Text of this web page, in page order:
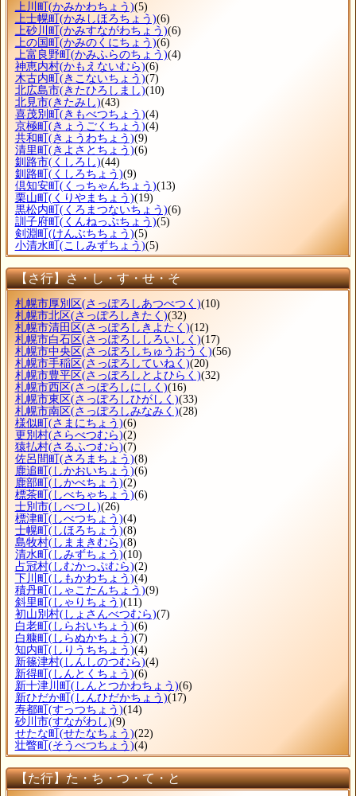
上川町 (かみかわちょう)(5)
上士幌町 (かみしほろちょう)(6)
上砂川町 (かみすながわちょう)(6)
上の国町 (かみのくにちょう)(6)
上富良野町 (かみふらのちょう)(4)
神恵内村(かもえないむら)(6)
木古内町 (きこないちょう)(7)
北広島市(きたひろしまし)(10)
北見市(きたみし)(43)
喜茂別町 (きもべつちょう)(4)
京極町 (きょうごくちょう)(4)
共和町 (きょうわちょう)(9)
清里町 (きよさとちょう)(6)
釧路市(くしろし)(44)
釧路町 (くしろちょう)(9)
倶知安町 (くっちゃんちょう)(13)
栗山町 (くりやまちょう)(19)
黒松内町 (くろまつないちょう)(6)
訓子府町 (くんねっぷちょう)(5)
剣淵町 (けんぶちちょう)(5)
小清水町 (こしみずちょう)(5)
【さ行】さ・し・す・せ・そ
札幌市厚別区(さっぽろしあつべつく)(10)
札幌市北区(さっぽろしきたく)(32)
札幌市清田区(さっぽろしきよたく)(12)
札幌市白石区(さっぽろししろいしく)(17)
札幌市中央区(さっぽろしちゅうおうく)(56)
札幌市手稲区(さっぽろしていねく)(20)
札幌市豊平区(さっぽろしとよひらく)(32)
札幌市西区(さっぽろしにしく)(16)
札幌市東区(さっぽろしひがしく)(33)
札幌市南区(さっぽろしみなみく)(28)
様似町 (さまにちょう)(6)
更別村(さらべつむら)(2)
猿払村(さるふつむら)(7)
佐呂間町 (さろまちょう)(8)
鹿追町 (しかおいちょう)(6)
鹿部町 (しかべちょう)(2)
標茶町 (しべちゃちょう)(6)
士別市(しべつし)(26)
標津町 (しべつちょう)(4)
士幌町 (しほろちょう)(8)
島牧村(しままきむら)(8)
清水町 (しみずちょう)(10)
占冠村(しむかっぷむら)(2)
下川町 (しもかわちょう)(4)
積丹町 (しゃこたんちょう)(9)
斜里町 (しゃりちょう)(11)
初山別村(しょさんべつむら)(7)
白老町 (しらおいちょう)(6)
白糠町 (しらぬかちょう)(7)
知内町 (しりうちちょう)(4)
新篠津村(しんしのつむら)(4)
新得町 (しんとくちょう)(6)
新十津川町 (しんとつかわちょう)(6)
新ひだか町 (しんひだかちょう)(17)
寿都町 (すっつちょう)(14)
砂川市(すながわし)(9)
せたな町 (せたなちょう)(22)
壮瞥町 (そうべつちょう)(4)
【た行】た・ち・つ・て・と